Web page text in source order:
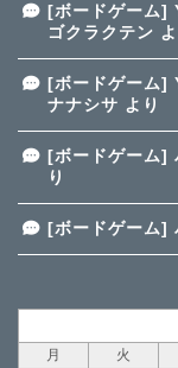
[ボードゲーム]
ゴクラクテン
[ボードゲーム]
ナナシサ より
[ボードゲーム]
り
[ボードゲーム]
月
火